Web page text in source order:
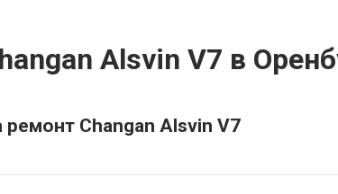
Alsvin V7 в
Changan Alsvin V7